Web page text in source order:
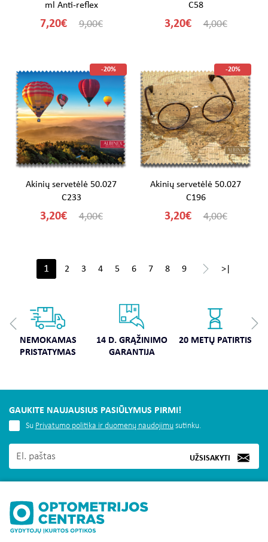
ml Anti-reflex
7,20€ 9,00€
C58
3,20€ 4,00€
-20%
Akinių servetėlė 50.027
C233
3,20€ 4,00€
-20%
Akinių servetėlė 50.027
C196
3,20€ 4,00€
1 2 3 4 5 6 7 8 9 > >|
NEMOKAMAS
PRISTATYMAS
14 D. GRĄŽINIMO
GARANTIJA
20 METŲ PATIRTIS
GAUKITE NAUJAUSIUS PASIŪLYMUS PIRMI!
UŽSISAKYTI
Su Privatumo politika ir duomenų naudojimu sutinku.